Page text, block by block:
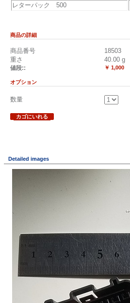
レターパック 500
商品の詳細
商品番号
18503
重さ
40.00 g
値段:: ￥ 1,000
オプション
数量
カゴにいれる
Detailed images